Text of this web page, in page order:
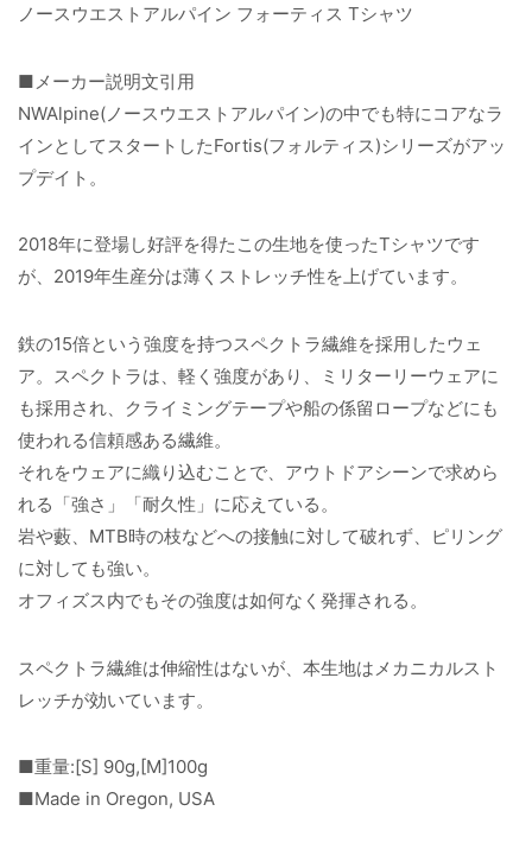
ノースウエストアルパイン フォーティス Tシャツ
■メーカー説明文引用
NWAlpine(ノースウエストアルパイン)の中でも特にコアなラ
インとしてスタートしたFortis(フォルティス)シリーズがアッ
プデイト。
2018年に登場し好評を得たこの生地を使ったTシャツです
が、2019年生産分は薄くストレッチ性を上げています。
鉄の15倍という強度を持つスペクトラ繊維を採用したウェ
ア。スペクトラは、軽く強度があり、ミリターリーウェアに
も採用され、クライミングテープや船の係留ロープなどにも
使われる信頼感ある繊維。
それをウェアに織り込むことで、アウトドアシーンで求めら
れる「強さ」「耐久性」に応えている。
岩や藪、MTB時の枝などへの接触に対して破れず、ピリング
に対しても強い。
オフィズス内でもその強度は如何なく発揮される。
スペクトラ繊維は伸縮性はないが、本生地はメカニカルスト
レッチが効いています。
■重量:[S] 90g,[M]100g
■Made in Oregon, USA